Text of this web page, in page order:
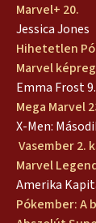
Marvel+ 20.
Jessica Jones
Hihetetlen
Marvel
Emma Frost 9.
Mega Marvel
X-Men:
Vasember 2.
Marvel
Amerika
Pókember: A